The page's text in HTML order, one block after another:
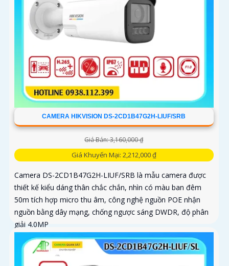
CAMERA HIKVISION DS-2CD1B47G2H-LIUF/SRB
Giá Bán: 3,160,000 ₫
Giá Khuyến Mại: 2,212,000 ₫
Camera DS-2CD1B47G2H-LIUF/SRB là mẫu camera được
thiết kế kiểu dáng thân chắc chắn, nhìn có màu ban đêm
50m tích hợp micro thu âm, công nghệ nguồn POE nhận
nguồn bằng dây mạng, chống ngược sáng DWDR, độ phân
giải 4.0MP